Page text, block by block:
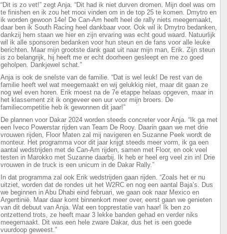
“Dit is zo vet!” zegt Anja. “Dit had ik niet durven dromen. Mijn doel was om
te finishen en ik zou het mooi vinden om in de top 25 te komen. Dmytro en
ik worden gewoon 14e! De Can-Am heeft heel de rally niets meegemaakt,
daar ben ik South Racing heel dankbaar voor. Ook wil ik Dmytro bedanken,
dankzij hem staan we hier en zijn ervaring was echt goud waard. Natuurlijk
wil ik alle sponsoren bedanken voor hun steun en de fans voor alle leuke
berichten. Maar mijn grootste dank gaat uit naar mijn man, Erik. Zijn steun
is zo belangrijk, hij heeft me er echt doorheen gesleept en me zo goed
geholpen. Dankjewel schat.”
Anja is ook de snelste van de familie. “Dat is wel leuk! De rest van de
familie heeft wel wat meegemaakt en wij gelukkig niet, maar dit gaan ze
nog wel even horen. Erik moest na de 7e etappe helaas opgeven, maar in
het klassement zit ik ongeveer een uur voor mijn broers. De
familiecompetitie heb ik gewonnen dit jaar!”
De plannen voor Dakar 2024 worden steeds concreter voor Anja. “Ik ga met
een Iveco Powerstar rijden van Team De Rooy. Daarin gaan we met drie
vrouwen rijden, Floor Maten zal mij navigeren en Suzanne Peek wordt de
monteur. Het programma voor dit jaar krijgt steeds meer vorm, ik ga een
aantal wedstrijden met de Can-Am rijden, samen met Floor, en ook veel
testen in Marokko met Suzanne daarbij. Ik heb er heel erg veel zin in! Drie
vrouwen in de truck is een unicum in de Dakar Rally.”
In dat programma zal ook Erik wedstrijden gaan rijden. “Zoals het er nu
uitziet, worden dat de rondes uit het W2RC en nog een aantal Baja’s. Dus
we beginnen in Abu Dhabi eind februari, we gaan ook naar Mexico en
Argentinië. Maar daar komt binnenkort meer over, eerst gaan we genieten
van dit debuut van Anja. Wat een topprestatie van haar! Ik ben zo
ontzettend trots, ze heeft maar 3 lekke banden gehad en verder niks
meegemaakt. Dit was een hele zware Dakar, dus het is een goede
vuurdoop geweest.”